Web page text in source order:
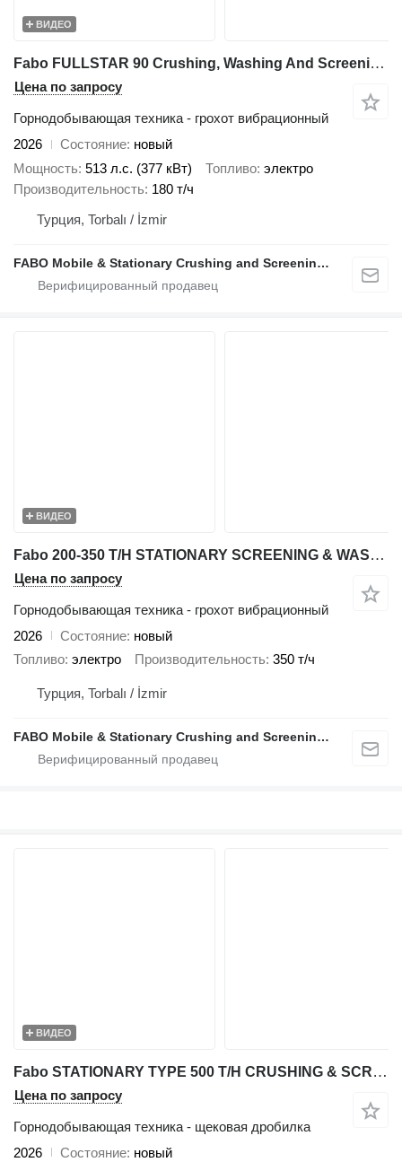
ВИДЕО
Fabo FULLSTAR 90 Crushing, Washing And Screening Plant
Цена по запросу
Горнодобывающая техника - грохот вибрационный
2026
Состояние новый
Мощность 513 л.с. (377 кВт) Топливо электро
Производительность 180 т/ч
Турция, Torbalı / İzmir
FABO Mobile & Stationary Crushing and Screening Plants | Concrete Batching Plants Manufacturer
ВИДЕО
Fabo 200-350 T/H STATIONARY SCREENING & WASHING PLANT
Цена по запросу
Горнодобывающая техника - грохот вибрационный
2026
Состояние новый
Топливо электро Производительность 350 т/ч
Турция, Torbalı / İzmir
FABO Mobile & Stationary Crushing and Screening Plants | Concrete Batching Plants Manufacturer
ВИДЕО
Fabo STATIONARY TYPE 500 T/H CRUSHING & SCREENING PLANT
Цена по запросу
Горнодобывающая техника - щековая дробилка
2026
Состояние новый